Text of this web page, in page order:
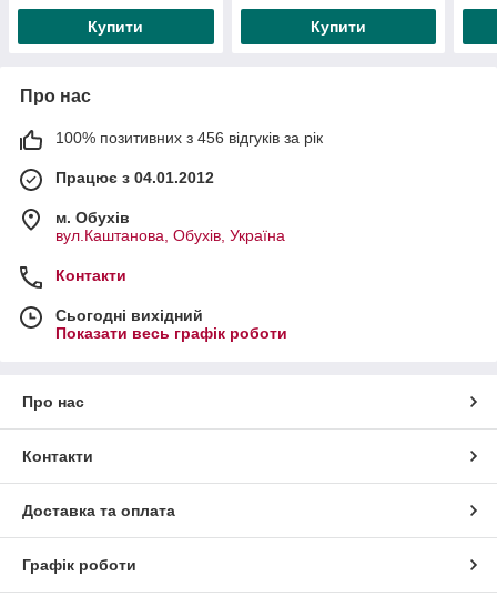
Купити Купити
Про нас
100% позитивних з 456 відгуків за рік
Працює з 04.01.2012
м. Обухів
вул.Каштанова, Обухів, Україна
Контакти
Сьогодні вихідний
Показати весь графік роботи
Про нас
Контакти
Доставка та оплата
Графік роботи